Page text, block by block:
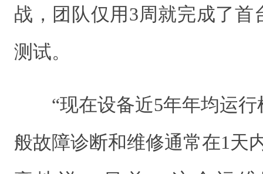
战，团队仅用3周就完成了首
测试。
“现在设备近5年年均运
般故障诊断和维修通常在1天